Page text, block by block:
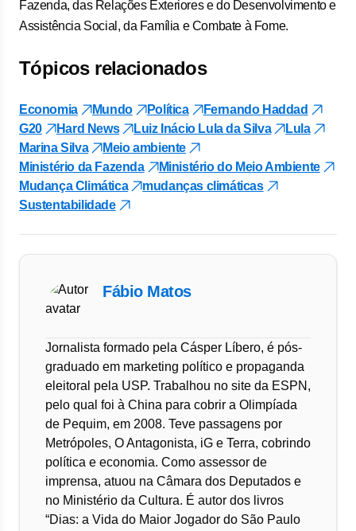
Fazenda, das Relações Exteriores e do Desenvolvimento e
Assistência Social, da Família e Combate à Fome.
Tópicos relacionados
Economia Mundo Política
Fernando Haddad
G20
Hard News Luiz Inácio Lula da Silva
Lula
Marina Silva
Meio ambiente
Ministério da Fazenda
Ministério do Meio Ambiente
Mudança Climática
mudanças climáticas
Sustentabilidade
Fábio Matos
Jornalista formado pela Cásper Líbero, é pós-
graduado em marketing político e propaganda
eleitoral pela USP. Trabalhou no site da ESPN,
pelo qual foi à China para cobrir a Olimpíada
de Pequim, em 2008. Teve passagens por
Metrópoles, O Antagonista, iG e Terra, cobrindo
política e economia. Como assessor de
imprensa, atuou na Câmara dos Deputados e
no Ministério da Cultura. É autor dos livros
“Dias: a Vida do Maior Jogador do São Paulo